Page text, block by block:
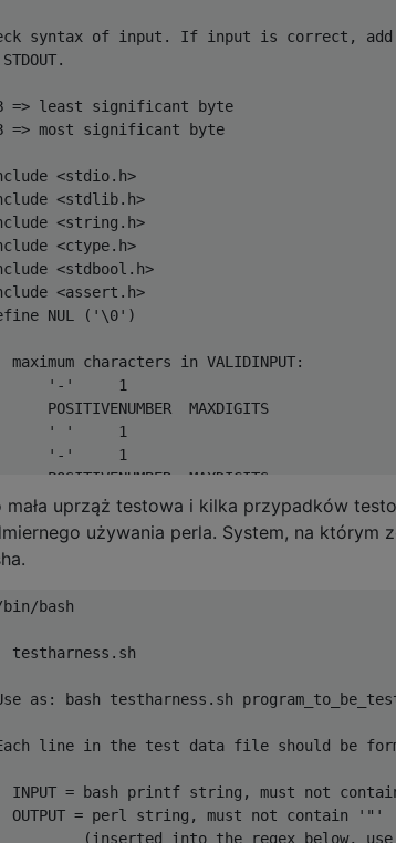
syntax of input. If input is correct, add
=> least significant byte
=> most significant byte
<stdio.h>
<stdlib.h>
<string.h>
<ctype.h>
<stdbool.h>
<assert.h>
NUL ('\0')
maximum characters in VALIDINPUT:
'-'     1
POSITIVENUMBER  MAXDIGITS
' '     1
'-'     1
POSITIVENUMBER  MAXDIGITS
LF      1
MAXDIGITS (99)
MAXVALIDINPUT (2*MAXDIGITS+4)
die() { printf("E\n"); exit(1); }
Add two NUMBERs and print the result to
separated into POSITIVENUMBERS and sign
first       - pointer to LSB of 1st
firstSize   - size of 1st POSITIVENUMBER
firstNegative   - is 1st # negative?
mała uprząż testowa i kilka przypadków
używania perla. System, na którym
bash
testharness.sh
as: bash testharness.sh
line in the test data file should be
INPUT = bash printf string, must not
OUTPUT = perl string, must not contain '"'
(inserted into the regex below, use